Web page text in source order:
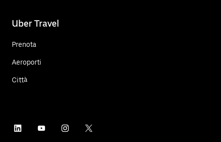
Uber Travel
Prenota
Aeroporti
Città